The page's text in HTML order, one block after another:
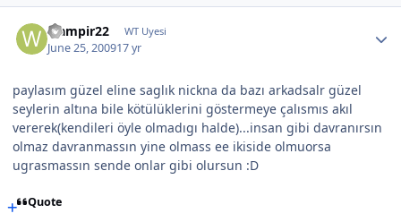
wampir22 WT Uyesi
June 25, 200917 yr
paylasım güzel eline saglık nickna da bazı arkadsalr güzel
seylerin altına bile kötülüklerini göstermeye çalısmıs akıl
vererek(kendileri öyle olmadıgı halde)...insan gibi davranırsın
olmaz davranmassın yine olmass ee ikiside olmuorsa
ugrasmassın sende onlar gibi olursun :D
Quote